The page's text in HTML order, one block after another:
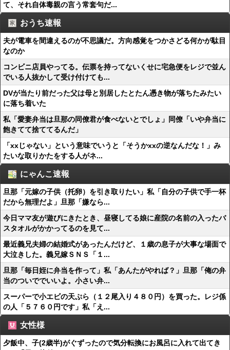
て、それ自体毒親の言う常套句だ...
おうち速報
夫が電車を間違えるのが不思議だ。方向感覚をつかさどる何かが駄目
なのか
コンビニ店員やってる。伝票を持ってないくせに宅急便をレジで並ん
でいる人抜かして受け付けても...
DVが当たり前だった父は母と別居したとたん憑き物が落ちたみたい
に落ち着いた
私「愛妻弁当は旦那の同僚君が食べないとでしょ」同僚「いや弁当に
飽きてて捨ててるんだ」
「xxじゃない」という意味でいうと「そうかxxの逆なんだな！」み
たいな取りかたをする人がネ...
にゃんこ速報
旦那「元嫁の子供（托卵）を引き取りたい」私「自分の子供で手一杯
だから無理だよ」旦那「嫌なら...
今日ママ友が遊びにきたとき、昼寝してる娘に産院の名前の入ったバ
スタオルがかかってるのを見て...
最近義兄夫婦の結婚式があったんだけど、１歳の息子が大事な場面で
大泣きした。義兄嫁ＳＮＳ「１...
旦那「毎日姪に弁当を作って」私「あんたがやれば？」旦那「俺の弁
当のついででいいよ。小さい弁...
スーパーで小エビの天ぷら（１２尾入り４８０円）を買った。レジ係
の人「５７６０円です」私「え...
女性様
夕飯中、子(2歳半)がぐずったので気分転換にお風呂に入れて出てき